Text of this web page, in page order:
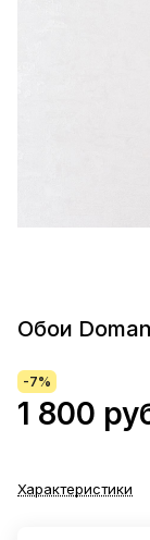
Обои
-7%
1 800
Характеристики